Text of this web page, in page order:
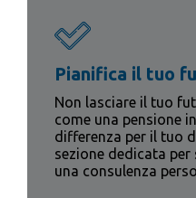
Pianifica il tuo
Non lasciare il tuo
come una pensione
differenza per il tuo
sezione dedicata per
una consulenza